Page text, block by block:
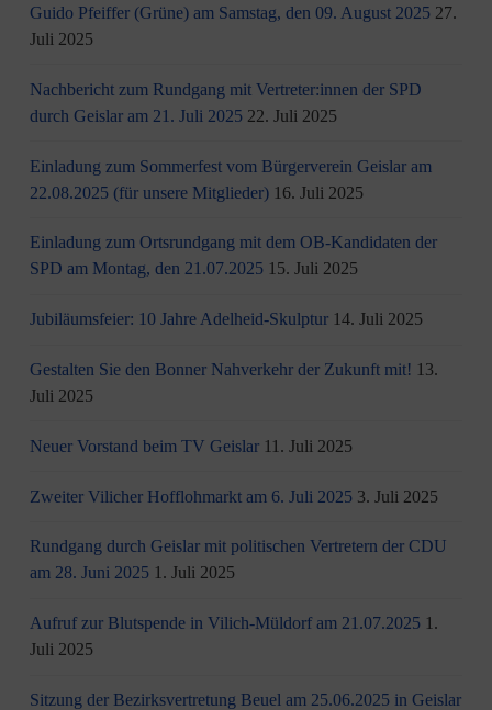
Guido Pfeiffer (Grüne) am Samstag, den 09. August 2025 27.
Juli 2025
Nachbericht zum Rundgang mit Vertreter:innen der SPD
durch Geislar am 21. Juli 2025 22. Juli 2025
Einladung zum Sommerfest vom Bürgerverein Geislar am
22.08.2025 (für unsere Mitglieder) 16. Juli 2025
Einladung zum Ortsrundgang mit dem OB-Kandidaten der
SPD am Montag, den 21.07.2025 15. Juli 2025
Jubiläumsfeier: 10 Jahre Adelheid-Skulptur 14. Juli 2025
Gestalten Sie den Bonner Nahverkehr der Zukunft mit! 13.
Juli 2025
Neuer Vorstand beim TV Geislar 11. Juli 2025
Zweiter Vilicher Hofflohmarkt am 6. Juli 2025 3. Juli 2025
Rundgang durch Geislar mit politischen Vertretern der CDU
am 28. Juni 2025 1. Juli 2025
Aufruf zur Blutspende in Vilich-Müldorf am 21.07.2025 1.
Juli 2025
Sitzung der Bezirksvertretung Beuel am 25.06.2025 in Geislar